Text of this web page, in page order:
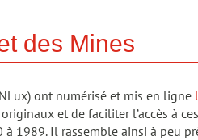
des Mines
ont numérisé et mis en ligne
et de faciliter l’accès à
à 1989. Il rassemble ainsi à peu